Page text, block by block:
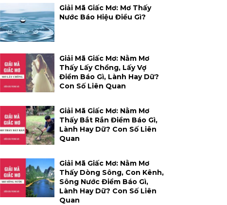
Giải Mã Giấc Mơ: Mơ Thấy
Nước Báo Hiệu Điều Gì?
Giải Mã Giấc Mơ: Nằm Mơ
Thấy Lấy Chồng, Lấy Vợ
Điềm Báo Gì, Lành Hay Dữ?
Con Số Liên Quan
Giải Mã Giấc Mơ: Nằm Mơ
Thấy Bắt Rắn Điềm Báo Gì,
Lành Hay Dữ? Con Số Liên
Quan
Giải Mã Giấc Mơ: Nằm Mơ
Thấy Dòng Sông, Con Kênh,
Sông Nước Điềm Báo Gì,
Lành Hay Dữ? Con Số Liên
Quan